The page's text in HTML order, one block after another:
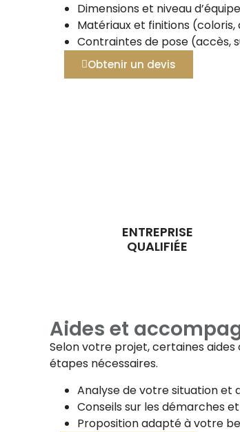
Dimensions et niveau
Matériaux et finitions
Contraintes de pose (accès,
Obtenir un devis
ENTREPRISE
QUALIFIÉE
Aides et
Selon votre projet, certaines aides
étapes nécessaires.
Analyse de votre situation et
Conseils sur les démarches
Proposition adapté à votre